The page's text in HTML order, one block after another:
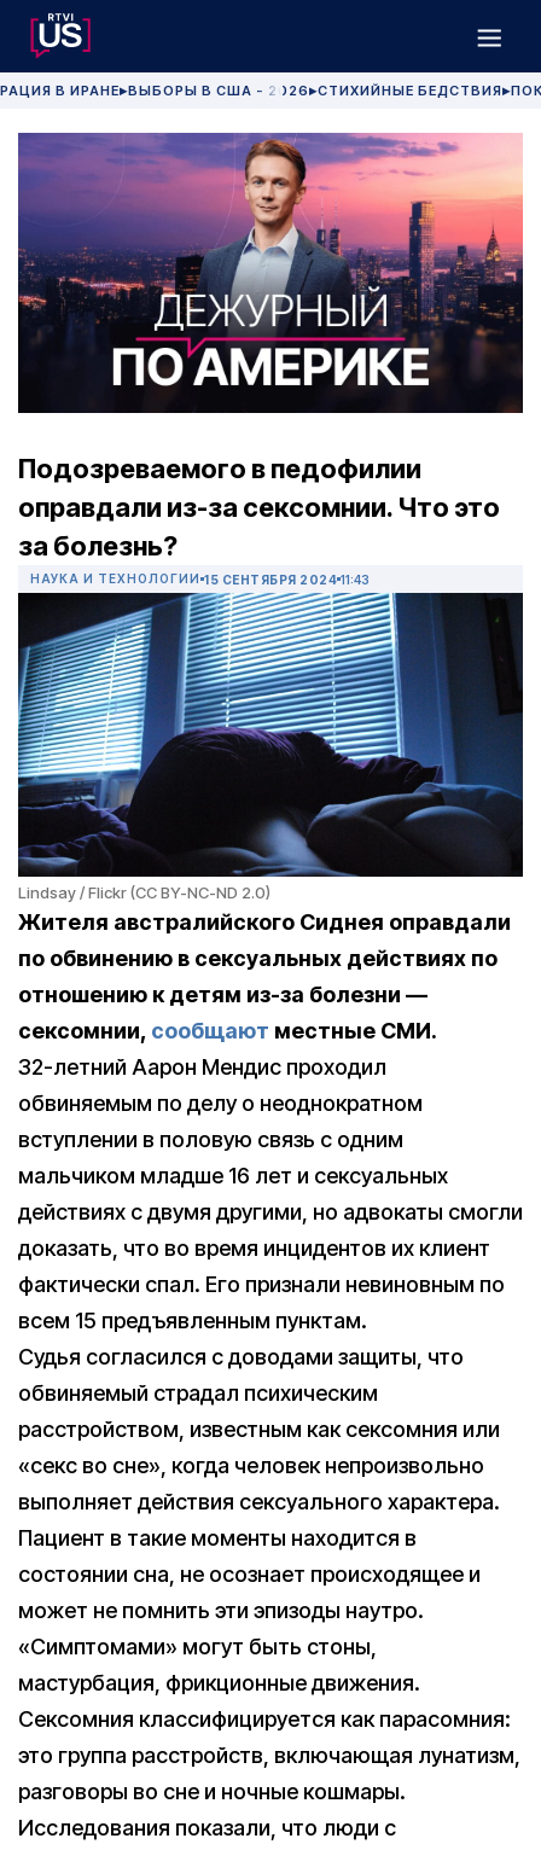
В ИРАНЕ▶ВЫБОРЫ В США - 2026 ▶СТИХИЙНЫЕ БЕДСТВИЯ▶
Подозреваемого в педофилии
оправдали из-за сексомнии. Что это
за болезнь?
НАУКА И ТЕХНОЛОГИИ 15 СЕНТЯБРЯ 2024 11:43
Lindsay / Flickr (CC BY-NC-ND 2.0)
Жителя австралийского Сиднея оправдали
по обвинению в сексуальных действиях по
отношению к детям из-за болезни —
сексомнии, сообщают местные СМИ.
32-летний Аарон Мендис проходил
обвиняемым по делу о неоднократном
вступлении в половую связь с одним
мальчиком младше 16 лет и сексуальных
действиях с двумя другими, но адвокаты смогли
доказать, что во время инцидентов их клиент
фактически спал. Его признали невиновным по
всем 15 предъявленным пунктам.
Судья согласился с доводами защиты, что
обвиняемый страдал психическим
расстройством, известным как сексомния или
«секс во сне», когда человек непроизвольно
выполняет действия сексуального характера.
Пациент в такие моменты находится в
состоянии сна, не осознает происходящее и
может не помнить эти эпизоды наутро.
«Симптомами» могут быть стоны,
мастурбация, фрикционные движения.
Сексомния классифицируется как парасомния:
это группа расстройств, включающая лунатизм,
разговоры во сне и ночные кошмары.
Исследования показали, что люди с